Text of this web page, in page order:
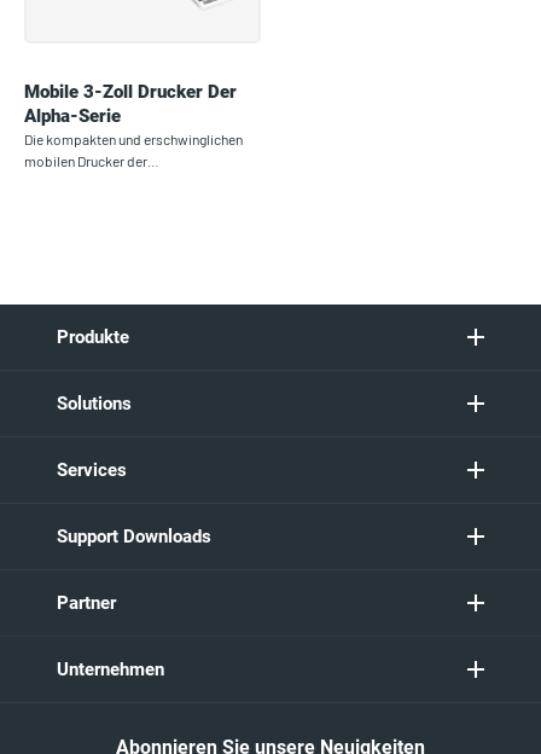
Mobile 3-Zoll Drucker Der
Alpha-Serie
Die kompakten und erschwinglichen
mobilen Drucker der…
Produkte
Solutions
Services
Support Downloads
Partner
Unternehmen
Abonnieren Sie unsere Neuigkeiten